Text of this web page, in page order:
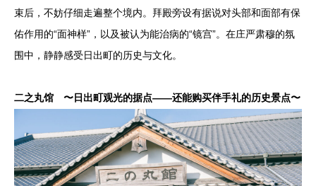
束后，不妨仔细走遍整个境内。拜殿旁设有据说对头部和面部有保
佑作用的“面神样”，以及被认为能治病的“镜宫”。在庄严肃穆的氛
围中，静静感受日出町的历史与文化。
二之丸馆 〜日出町观光的据点——还能购买伴手礼的历史景点〜